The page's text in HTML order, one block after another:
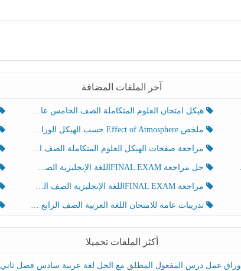
آخر الملفات المضافة
هيكل امتحان العلوم المتكاملة الصف الخامس عام الفصل الدراسي الثالث 2025-2026
ملخص Effect of Atmosphere حسب الهيكل الوزاري العلوم المتكاملة الصف الخامس انسبير الفصل الثالث
مراجعة صفحات الهيكل العلوم المتكاملة الصف الخامس انسبير الفصل الثالث
حل مراجعة FINAL EXAMاللغة الإنجليزية الصف الخامس الفصل الثالث
مراجعة FINAL EXAMاللغة الإنجليزية الصف الخامس الفصل الثالث
تدريبات عامة للامتحان اللغة العربية الصف الرابع الفصل الثالث
أكثر الملفات تحميلا
أوراق عمل درس المفعول المطلق مع الحل لغة عربية سادس فصل ثاني